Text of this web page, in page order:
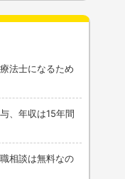
法士になるため
、年収は15年間
相談は無料なの